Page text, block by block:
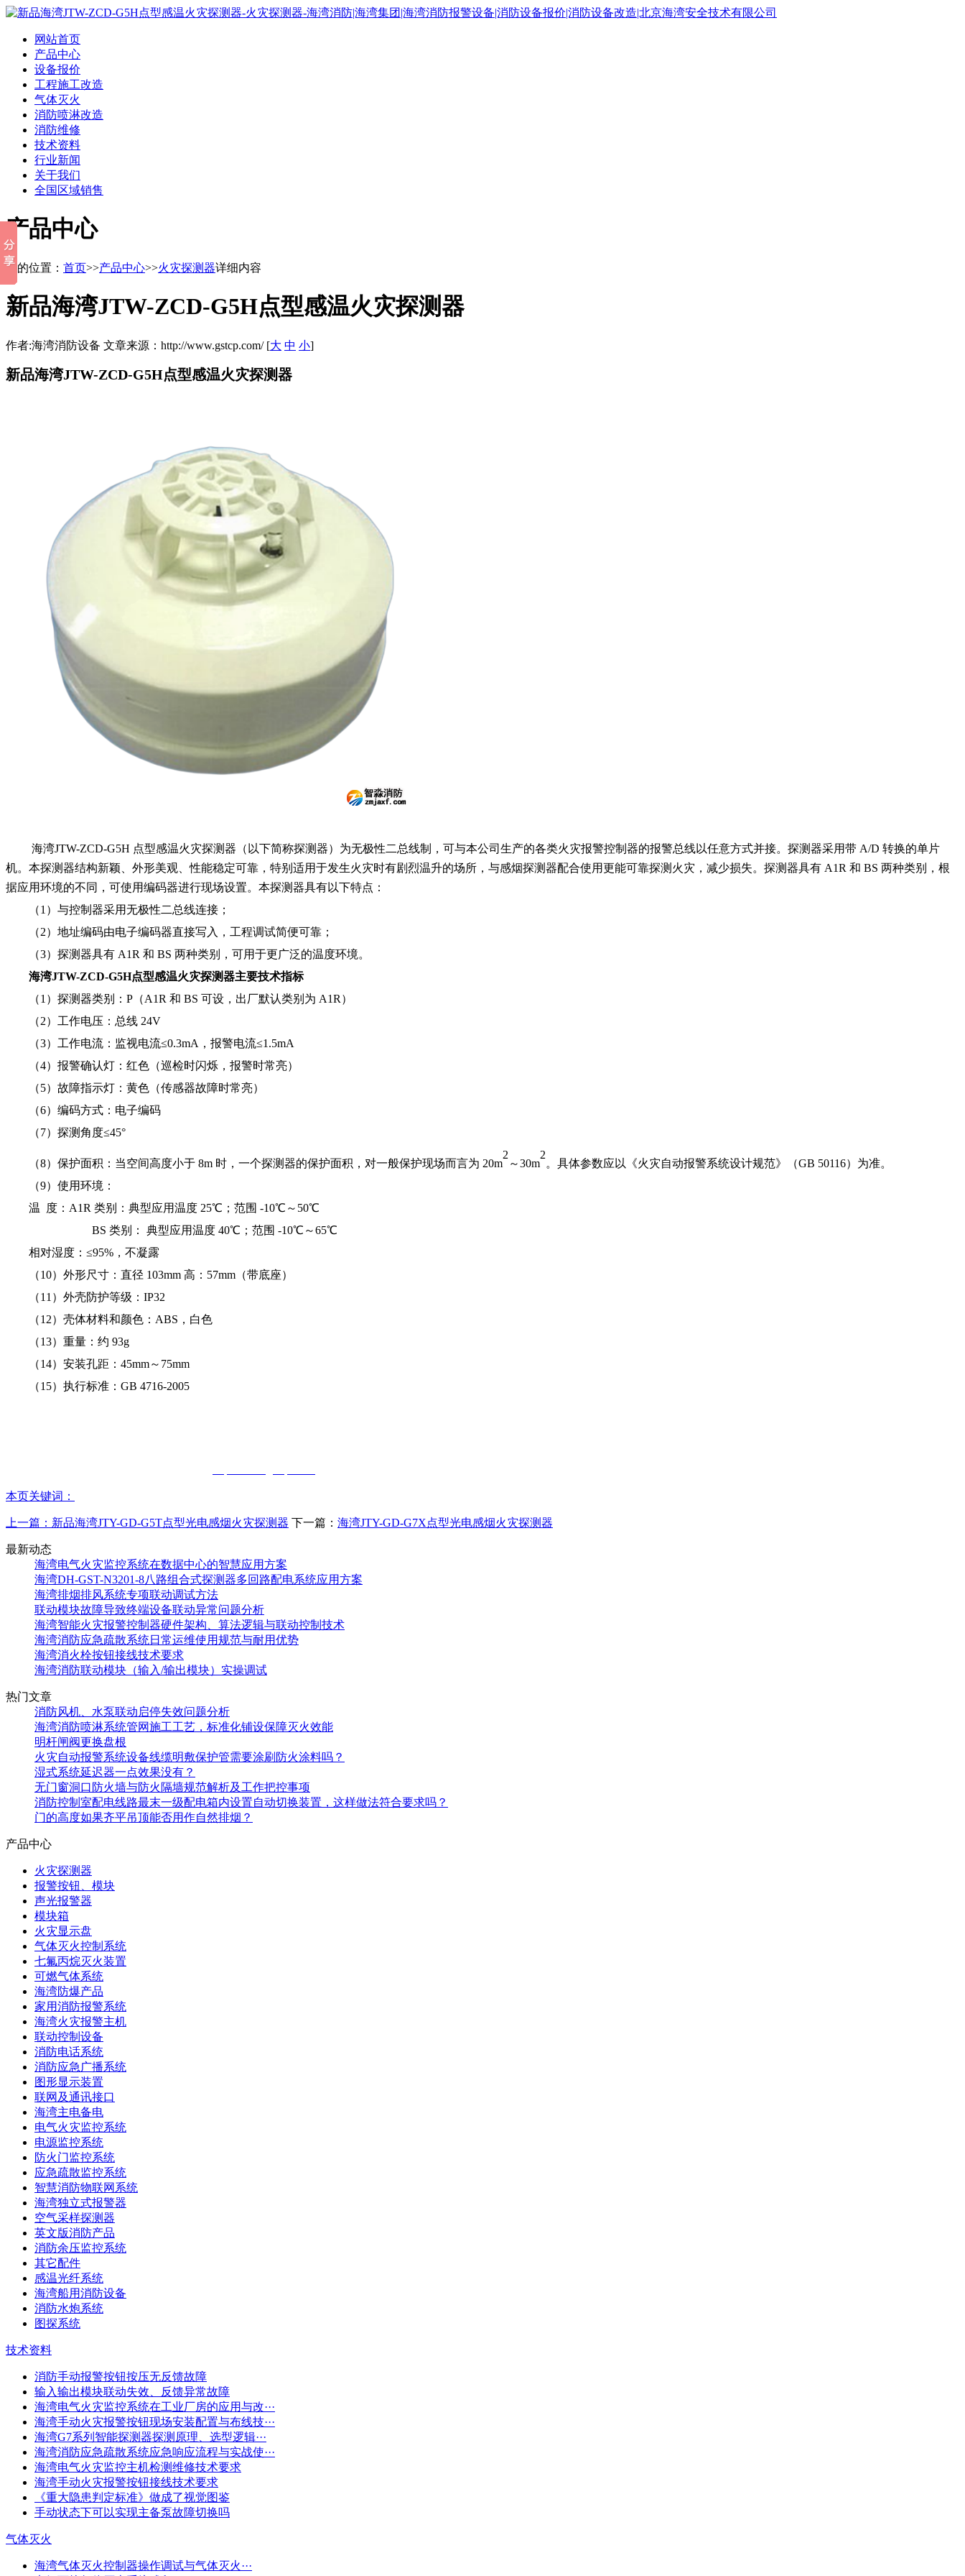
网站首页
产品中心
设备报价
工程施工改造
气体灭火
消防喷淋改造
消防维修
技术资料
行业新闻
关于我们
全国区域销售
产品中心
您的位置： 首页>>产品中心>>火灾探测器详细内容
新品海湾JTW-ZCD-G5H点型感温火灾探测器
作者:海湾消防设备 文章来源：http://www.gstcp.com/ [大 中 小]
新品海湾JTW-ZCD-G5H点型感温火灾探测器
海湾JTW-ZCD-G5H 点型感温火灾探测器（以下简称探测器）为无极性二总线制，可与本公司生产的各类火灾报警控制器的报警总线以任意方式并接。探测器采用带 A/D 转换的单片
机。本探测器结构新颖、外形美观、性能稳定可靠，特别适用于发生火灾时有剧烈温升的场所，与感烟探测器配合使用更能可靠探测火灾，减少损失。探测器具有 A1R 和 BS 两种类别，根
据应用环境的不同，可使用编码器进行现场设置。 本探测器具有以下特点：
（1）与控制器采用无极性二总线连接；
（2）地址编码由电子编码器直接写入，工程调试简便可靠；
（3）探测器具有 A1R 和 BS 两种类别，可用于更广泛的温度环境。
海湾JTW-ZCD-G5H点型感温火灾探测器主要技术指标
（1）探测器类别：P（A1R 和 BS 可设，出厂默认类别为 A1R）
（2）工作电压：总线 24V
（3）工作电流：监视电流≤0.3mA，报警电流≤1.5mA
（4）报警确认灯：红色（巡检时闪烁，报警时常亮）
（5）故障指示灯：黄色（传感器故障时常亮）
（6）编码方式：电子编码
（7）探测角度≤45°
（8）保护面积：当空间高度小于 8m 时，一个探测器的保护面积，对一般保护现场而言为 20m
2
～30m
2
。具体参数应以《火灾自动报警系统设计规范》（GB 50116）为准。
（9）使用环境：
温
度：A1R 类别：典型应用温度 25℃；范围 -10℃～50℃
BS 类别： 典型应用温度 40℃；范围 -10℃～65℃
相对湿度：≤95%，不凝露
（10）外形尺寸：直径 103mm 高：57mm（带底座）
（1 1 ）外壳防护等级：IP32
（1 2）壳体材料和颜色：ABS，白色
（13）重量：约 93g
（14）安装孔距：45mm～75mm
（1 5）执行标准：GB 4716-2005
本页关键词：
上一篇： 新品海湾JTY-GD-G5T点型光电感烟火灾探测器 下一篇： 海湾JTY-GD-G7X点型光电感烟火灾探测器
最新动态
海湾电气火灾监控系统在数据中心的智慧应用方案
海湾DH-GST-N3201-8八路组合式探测器多回路配电系统应用方案
海湾排烟排风系统专项联动调试方法
联动模块故障导致终端设备联动异常问题分析
海湾智能火灾报警控制器硬件架构、算法逻辑与联动控制技术
海湾消防应急疏散系统日常运维使用规范与耐用优势
海湾消火栓按钮接线技术要求
海湾消防联动模块（输入/输出模块）实操调试
热门文章
消防风机、水泵联动启停失效问题分析
海湾消防喷淋系统管网施工工艺，标准化铺设保障灭火效能
明杆闸阀更换盘根
火灾自动报警系统设备线缆明敷保护管需要涂刷防火涂料吗？
湿式系统延迟器一点效果没有？
无门窗洞口防火墙与防火隔墙规范解析及工作把控事项
消防控制室配电线路最末一级配电箱内设置自动切换装置，这样做法符合要求吗？
门的高度如果齐平吊顶能否用作自然排烟？
产品中心
火灾探测器
报警按钮、模块
声光报警器
模块箱
火灾显示盘
气体灭火控制系统
七氟丙烷灭火装置
可燃气体系统
海湾防爆产品
家用消防报警系统
海湾火灾报警主机
联动控制设备
消防电话系统
消防应急广播系统
图形显示装置
联网及通讯接口
海湾主电备电
电气火灾监控系统
电源监控系统
防火门监控系统
应急疏散监控系统
智慧消防物联网系统
海湾独立式报警器
空气采样探测器
英文版消防产品
消防余压监控系统
其它配件
感温光纤系统
海湾船用消防设备
消防水炮系统
图探系统
技术资料
消防手动报警按钮按压无反馈故障
输入输出模块联动失效、反馈异常故障
海湾电气火灾监控系统在工业厂房的应用与改···
海湾手动火灾报警按钮现场安装配置与布线技···
海湾G7系列智能探测器探测原理、选型逻辑···
海湾消防应急疏散系统应急响应流程与实战使···
海湾电气火灾监控主机检测维修技术要求
海湾手动火灾报警按钮接线技术要求
《重大隐患判定标准》做成了视觉图鉴
手动状态下可以实现主备泵故障切换吗
气体灭火
海湾气体灭火控制器操作调试与气体灭火···